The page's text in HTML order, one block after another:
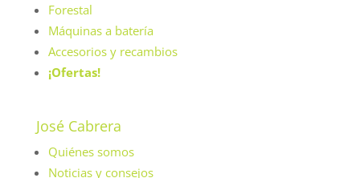
Forestal
Máquinas a batería
Accesorios y recambios
¡Ofertas!
José Cabrera
Quiénes somos
Noticias y consejos